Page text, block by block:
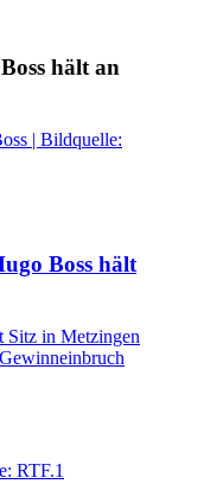
hält an
Boss hält
Sitz in Metzingen